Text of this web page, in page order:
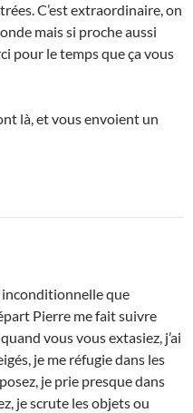
C’est extraordinaire, on
mais si proche aussi
pour le temps que ça vous
là, et vous envoient un
inconditionnelle que
Pierre me fait suivre
vous vous extasiez, j’ai
je me réfugie dans les
je prie presque dans
je scrute les objets ou